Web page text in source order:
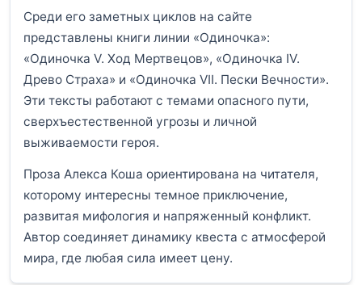
Среди его заметных циклов на сайте
представлены книги линии «Одиночка»:
«Одиночка V. Ход Мертвецов», «Одиночка IV.
Древо Страха» и «Одиночка VII. Пески Вечности».
Эти тексты работают с темами опасного пути,
сверхъестественной угрозы и личной
выживаемости героя.
Проза Алекса Коша ориентирована на читателя,
которому интересны темное приключение,
развитая мифология и напряженный конфликт.
Автор соединяет динамику квеста с атмосферой
мира, где любая сила имеет цену.